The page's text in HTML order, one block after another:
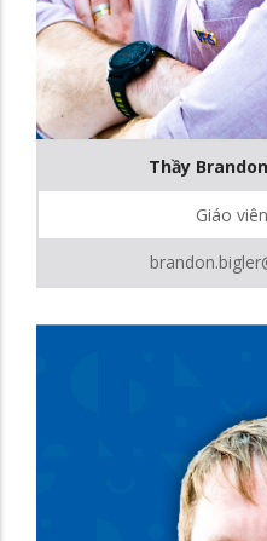
Thầy
Giáo